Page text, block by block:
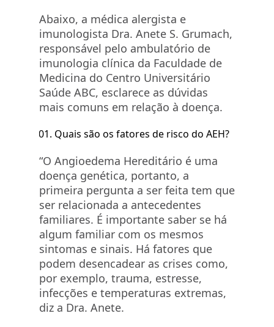
Abaixo, a médica alergista e
imunologista Dra. Anete S. Grumach,
responsável pelo ambulatório de
imunologia clínica da Faculdade de
Medicina do Centro Universitário
Saúde ABC, esclarece as dúvidas
mais comuns em relação à doença.
Quais são os fatores de risco do AEH?
“O Angioedema Hereditário é uma
doença genética, portanto, a
primeira pergunta a ser feita tem que
ser relacionada a antecedentes
familiares. É importante saber se há
algum familiar com os mesmos
sintomas e sinais. Há fatores que
podem desencadear as crises como,
por exemplo, trauma, estresse,
infecções e temperaturas extremas,
diz a Dra. Anete.